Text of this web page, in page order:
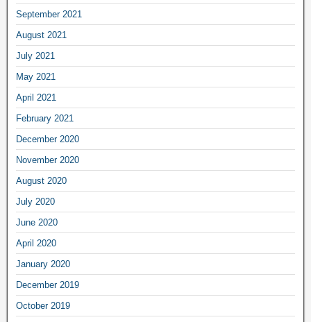
September 2021
August 2021
July 2021
May 2021
April 2021
February 2021
December 2020
November 2020
August 2020
July 2020
June 2020
April 2020
January 2020
December 2019
October 2019